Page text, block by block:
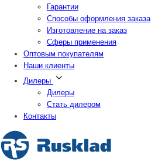
Гарантии
Способы оформления заказа
Изготовление на заказ
Сферы применения
Оптовым покупателям
Наши клиенты
Дилеры
Дилеры
Стать дилером
Контакты